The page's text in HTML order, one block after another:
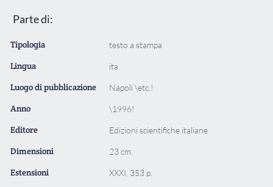
Parte di:
Tipologia testo a stampa
Lingua ita
Luogo di pubblicazione Napoli \etc.!
Anno \1996!
Editore Edizioni scientifiche italiane
Dimensioni 23 cm.
Estensioni XXXI, 353 p.